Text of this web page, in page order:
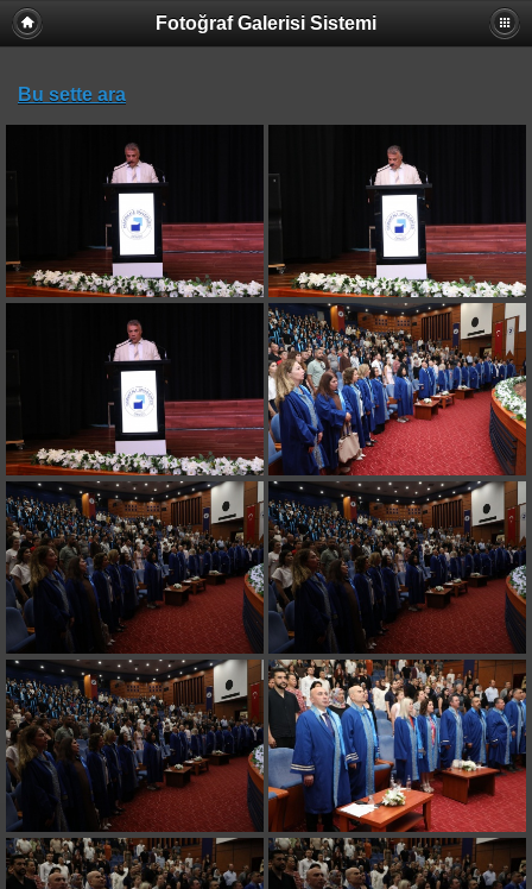
Fotoğraf Galerisi Sistemi
Bu sette ara